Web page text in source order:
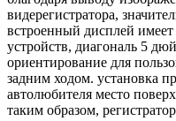
видерегистратора,
встроенный дисплей
устройств, диагональ 5
ориентирование для
задним ходом. установка
автолюбителя место
таким образом,